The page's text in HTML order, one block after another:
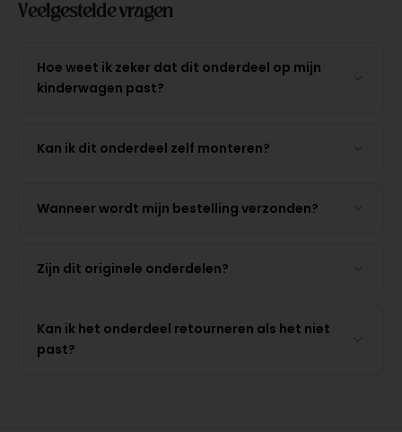
Veelgestelde vragen
Hoe weet ik zeker dat dit onderdeel op mijn
kinderwagen past?
Kan ik dit onderdeel zelf monteren?
Wanneer wordt mijn bestelling verzonden?
Zijn dit originele onderdelen?
Kan ik het onderdeel retourneren als het niet
past?